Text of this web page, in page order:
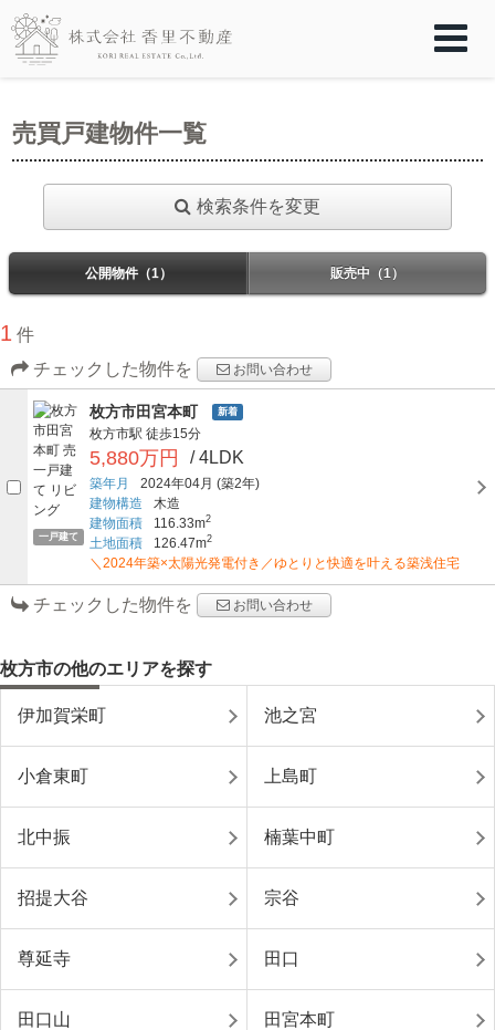
売買戸建物件一覧
検索条件を変更
公開物件（1） 販売中（1）
1 件
チェックした物件を
お問い合わせ
一戸建て
枚方市田宮本町 新着
枚方市駅 徒歩15分
5,880万円 / 4LDK
築年月 2024年04月 (築2年)
建物構造
木造
建物面積
116.33m2
土地面積 126.47m2
＼2024年築×太陽光発電付き／ゆとりと快適を叶える築浅住宅
チェックした物件を お問い合わせ
枚方市の他のエリアを探す
伊加賀栄町 池之宮
小倉東町 上島町
北中振 楠葉中町
招提大谷 宗谷
尊延寺 田口
田口山 田宮本町